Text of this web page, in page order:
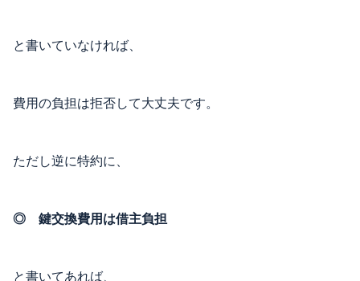
と書いていなければ、
費用の負担は拒否して大丈夫です。
ただし逆に特約に、
◎ 鍵交換費用は借主負担
と書いてあれば、